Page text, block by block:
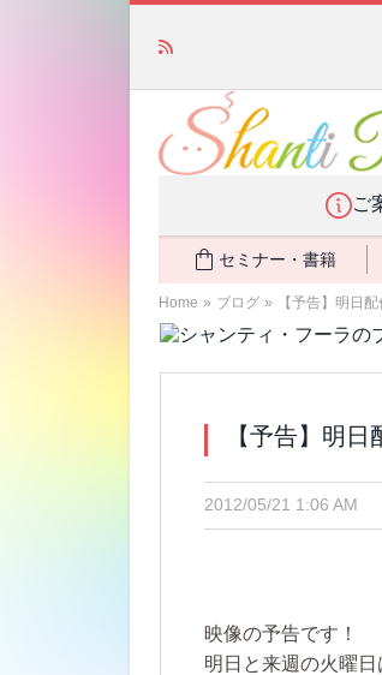
ご
セミナー・書籍
Home » ブログ » 【予告】明日
【予告】明
2012/05/21 1:06 AM
映像の予告です！
明日と来週の火曜